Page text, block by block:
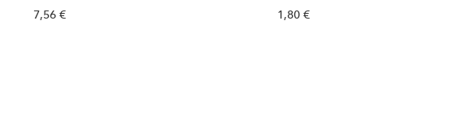
7,56 € 1,80 €